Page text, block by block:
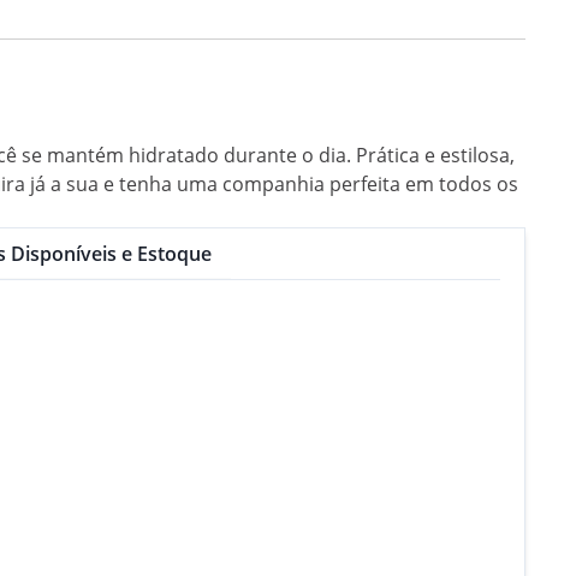
se mantém hidratado durante o dia. Prática e estilosa,
já a sua e tenha uma companhia perfeita em todos os
Disponíveis e Estoque